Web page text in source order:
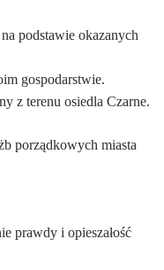
podstawie okazanych
gospodarstwie.
z terenu osiedla Czarne.
porządkowych miasta
prawdy i opieszałość